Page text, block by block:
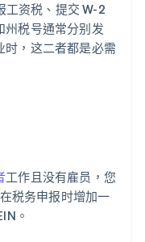
工资税、提交 W-2
州税号通常分别发
时，这二者都是必需
工作且没有雇员，您
税务申报时增加一
。